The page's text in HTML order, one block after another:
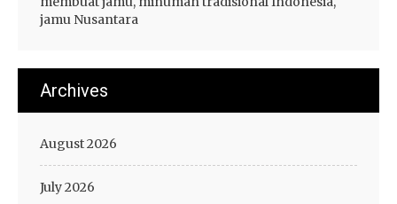
jamu Nusantara
Archives
August 2026
July 2026